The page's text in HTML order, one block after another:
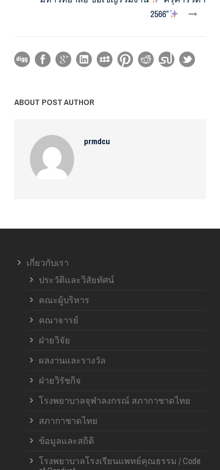
2566”
ABOUT POST AUTHOR
prmdcu
เกี่ยวกับเรา
ประวัติและวิสัยทัศน์
คณะผู้บริหาร
คณาจารย์
ฝ่ายวิจัย
ผลงานและรางวัล
ฝ่ายวิรัชกิจ
โรงพยาบาลจุฬาลงกรณ์ สภากาชาดไทย
สภากาชาดไทย
ข้อมูลและสถิติ
โรงพยาบาลโรงเรียนแพทย์คุณธรรม / Code